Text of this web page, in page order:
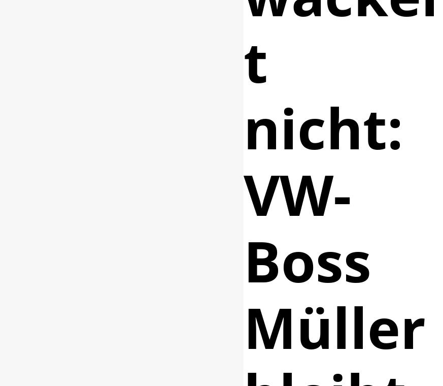
t
nicht:
VW-
Boss
Müller